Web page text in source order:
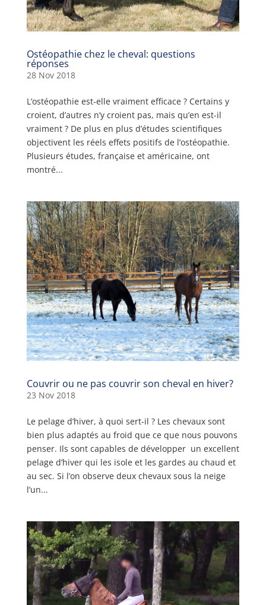
Ostéopathie chez le cheval: questions
réponses
28 Nov 2018
L’ostéopathie est-elle vraiment efficace ? Certains y
croient, d’autres n’y croient pas, mais qu’en est-il
vraiment ? De plus en plus d’études scientifiques
objectivent les réels effets positifs de l’ostéopathie.
Plusieurs études, française et américaine, ont
montré...
Couvrir ou ne pas couvrir son cheval en hiver?
23 Nov 2018
Le pelage d’hiver, à quoi sert-il ? Les chevaux sont
bien plus adaptés au froid que ce que nous pouvons
penser. Ils sont capables de développer un excellent
pelage d’hiver qui les isole et les gardes au chaud et
au sec. Si l’on observe deux chevaux sous la neige
l’un...